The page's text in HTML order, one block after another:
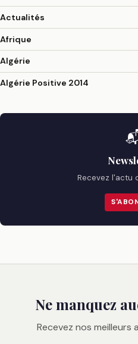
Actualités
Afrique
Algérie
Algérie Positive 2014
Recevez l'actu
Ne manquez
Recevez nos meilleurs